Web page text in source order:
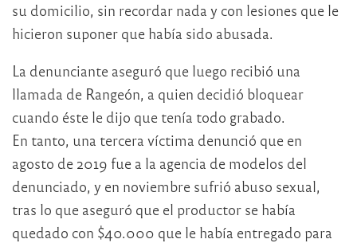
su domicilio, sin recordar nada y con lesiones que le
hicieron suponer que había sido abusada.
La denunciante aseguró que luego recibió una
llamada de Rangeón, a quien decidió bloquear
cuando éste le dijo que tenía todo grabado.
En tanto, una tercera víctima denunció que en
agosto de 2019 fue a la agencia de modelos del
denunciado, y en noviembre sufrió abuso sexual,
tras lo que aseguró que el productor se había
quedado con $40.000 que le había entregado para